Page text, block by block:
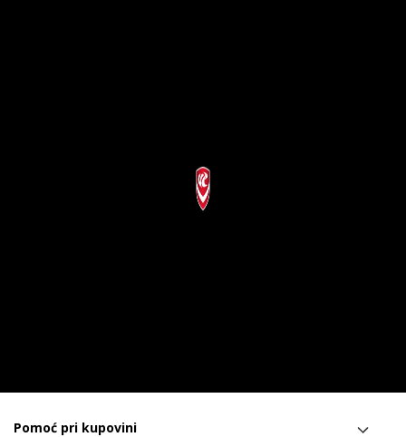
Pomoć pri kupovini